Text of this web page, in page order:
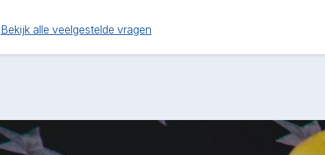
Bekijk alle veelgestelde vragen